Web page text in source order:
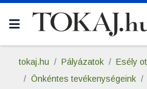
tokaj.hu Pályázatok
Esély
Önkéntes tevékenységeink